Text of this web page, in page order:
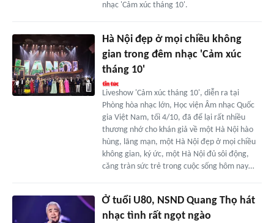
nhạc 'Cảm xúc tháng 10'.
Hà Nội đẹp ở mọi chiều không
gian trong đêm nhạc 'Cảm xúc
tháng 10'
Liveshow 'Cảm xúc tháng 10', diễn ra tại
Phòng hòa nhạc lớn, Học viện Âm nhạc Quốc
gia Việt Nam, tối 4/10, đã để lại rất nhiều
thương nhớ cho khán giả về một Hà Nội hào
hùng, lãng mạn, một Hà Nội đẹp ở mọi chiều
không gian, ký ức, một Hà Nội đủ sôi động,
căng tràn sức trẻ trong cuộc sống hôm nay…
Ở tuổi U80, NSND Quang Thọ hát
nhạc tình rất ngọt ngào